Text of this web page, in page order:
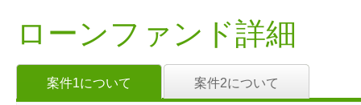
ローンファンド詳細
案件1について 案件2について